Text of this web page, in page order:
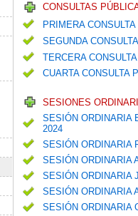
CONSULTAS
PRIMERA
SEGUNDA
TERCERA
CUARTA CONSULTA
SESIONES
SESIÓN ORDINARIA
2024
SESIÓN ORDINARIA
SESIÓN ORDINARIA
SESIÓN ORDINARIA
SESIÓN ORDINARIA
SESIÓN ORDINARIA